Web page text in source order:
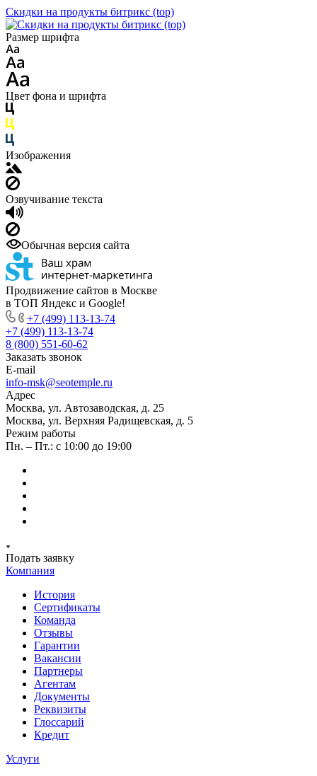
Скидки на продукты битрикс (top)
Размер шрифта
Цвет фона и шрифта
Изображения
Озвучивание текста
Обычная версия сайта
Продвижение сайтов в Москве
в ТОП Яндекс и Google!
+7 (499) 113-13-74
+7 (499) 113-13-74
8 (800) 551-60-62
Заказать звонок
E-mail
info-msk@seotemple.ru
Адрес
Москва, ул. Автозаводская, д. 25
Москва, ул. Верхняя Радищевская, д. 5
Режим работы
Пн. – Пт.: с 10:00 до 19:00
Подать заявку
Компания
История
Сертификаты
Команда
Отзывы
Гарантии
Вакансии
Партнеры
Агентам
Документы
Реквизиты
Глоссарий
Кредит
Услуги